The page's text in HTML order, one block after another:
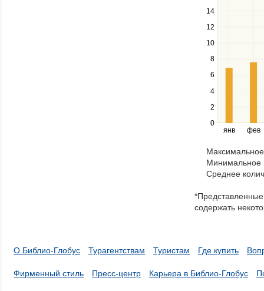
янв фев
0
2
4
6
8
10
12
14
down
to
navigate
series.
Use
the
and
right
navigate
through
items
a
series.
Минимальное
Среднее
содержать
О Библио-Глобус Турагентствам Туристам Где купить
Фирменный стиль Пресс-центр Карьера в Библио-Глобус